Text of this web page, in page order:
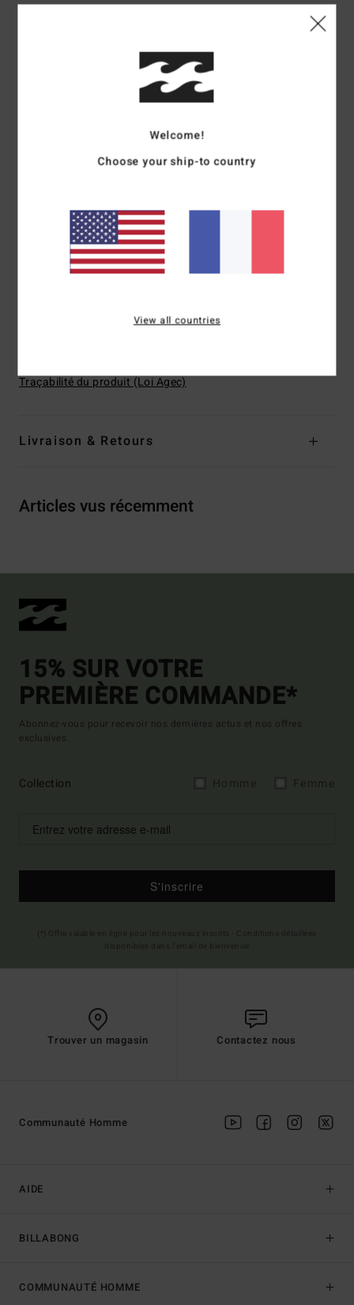
Pantalon en velours côtelé à taille élastique Marron
Code couleur
Matière en velours côtelé mélangé de coton et
d'élasthanne d'épaisseur moyenne
Ouverture de jambe :Ouverture de jambe de 46 cm
poches :poches à ouverture latérale
Poches arrière passepoilées
Système de Fermeture :
Fermeture extérieure par cordon
Traçabilité du produit (Loi Agec)
Livraison & Retours
Articles vus récemment
15% SUR VOTRE
PREMIÈRE COMMANDE*
Abonnez-vous pour recevoir nos dernières actus et nos offres
exclusives.
Collection
S'inscrire
Trouver un magasin Contactez nous
AIDE
BILLABONG
Communauté Homme
COMMUNAUTÉ HOMME
Welcome!
Choose your ship-to country
View all countries